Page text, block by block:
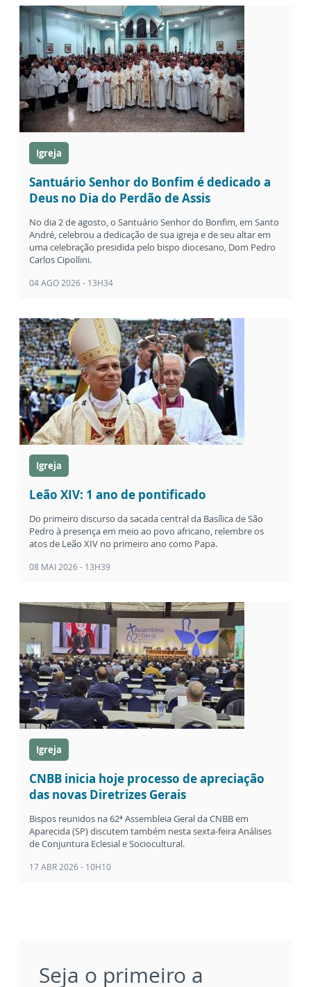
Igreja
Santuário Senhor do Bonfim é dedicado a
Deus no Dia do Perdão de Assis
No dia 2 de agosto, o Santuário Senhor do Bonfim, em Santo
André, celebrou a dedicação de sua igreja e de seu altar em
uma celebração presidida pelo bispo diocesano, Dom Pedro
Carlos Cipollini.
04 AGO 2026 - 13H34
Igreja
Leão XIV: 1 ano de pontificado
Do primeiro discurso da sacada central da Basílica de São
Pedro à presença em meio ao povo africano, relembre os
atos de Leão XIV no primeiro ano como Papa.
08 MAI 2026 - 13H39
Igreja
CNBB inicia hoje processo de apreciação
das novas Diretrizes Gerais
Bispos reunidos na 62ª Assembleia Geral da CNBB em
Aparecida (SP) discutem também nesta sexta-feira Análises
de Conjuntura Eclesial e Sociocultural.
17 ABR 2026 - 10H10
Seja o primeiro a